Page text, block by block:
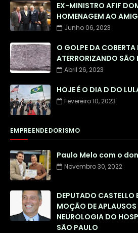
EX-MINISTRO AFIF
HOMENAGEM AO
Junho 06, 2023
O GOLPE DA COBERTA
ATERRORIZANDO SÃO
Abril 26, 2023
HOJE É O DIA D DO
Fevereiro 10, 2023
EMPREENDEDORISMO
Paulo Melo com o
Novembro 30, 2022
DEPUTADO CASTELLO
MOÇÃO DE
NEUROLOGIA DO
SÃO PAULO